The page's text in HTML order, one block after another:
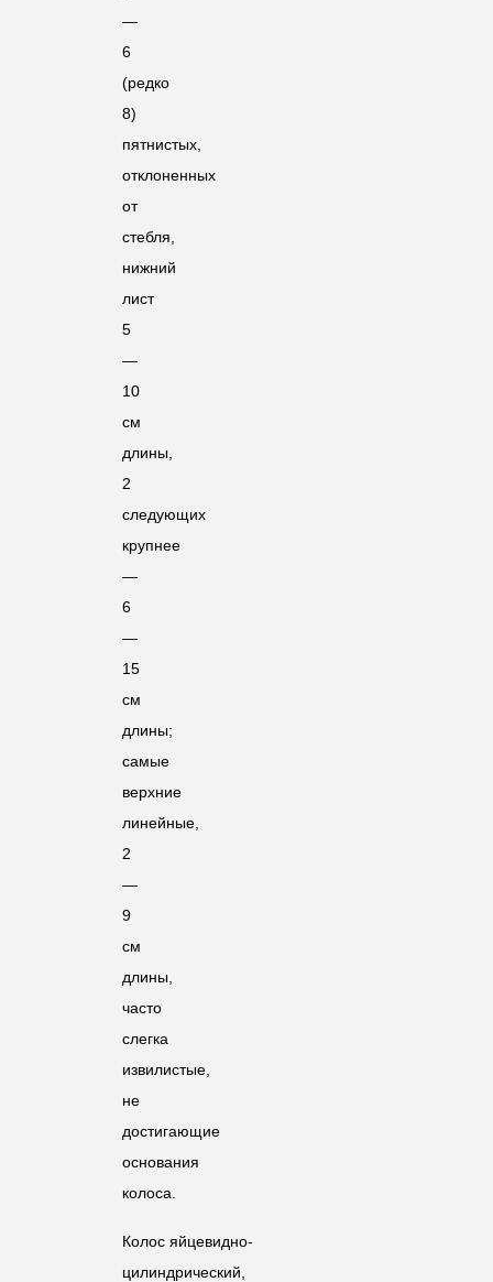
—
6
(редко
8)
пятнистых,
отклоненных
от
стебля,
нижний
лист
5
—
10
см
длины,
2
следующих
крупнее
—
6
—
15
см
длины;
самые
верхние
линейные,
2
—
9
см
длины,
часто
слегка
извилистые,
не
достигающие
основания
колоса.
Колос яйцевидно-
цилиндрический,